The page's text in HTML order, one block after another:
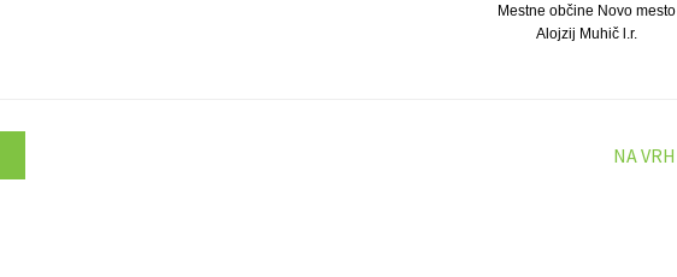
Mestne občine Novo mesto
Alojzij Muhič l.r.
NA VRH